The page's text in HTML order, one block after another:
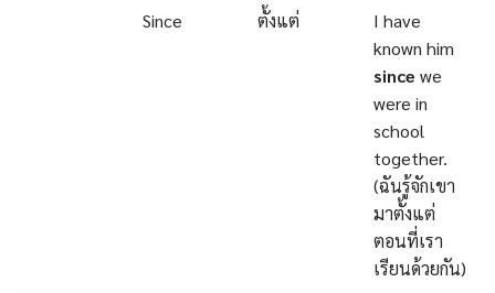
Since ตั้งแต่
I have
known him
since we
were in
school
together.
(ฉันรู้จักเขา
มาตั้งแต่
ตอนที่เรา
เรียนด้วยกัน)